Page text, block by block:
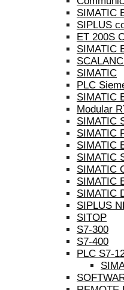
SIMATIC
SIPLUS
ET 200S
SIMATIC
SIMATIC
PLC
SIMATIC
Modular
SIMATIC
SIMATIC
SIMATIC
SIMATIC
SIMATIC
SIMATIC
SIMATIC
SIPLUS
SITOP
S7-300
S7-400
PLC S7-